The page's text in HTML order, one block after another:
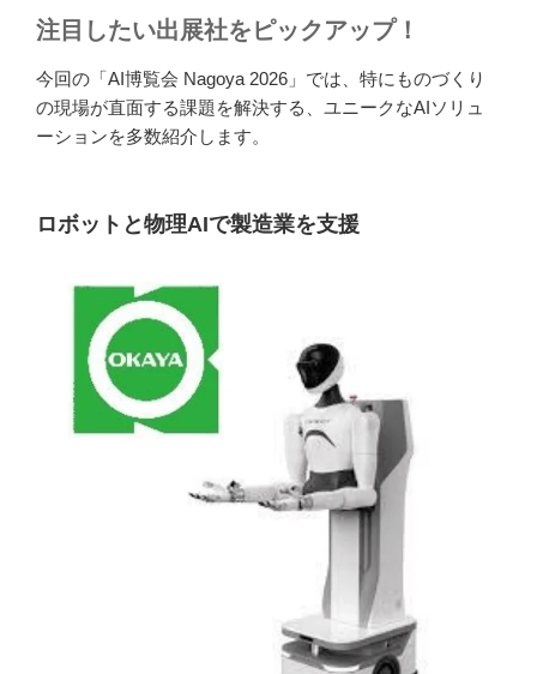
注目したい出展社をピックアップ！
今回の「AI博覧会 Nagoya 2026」では、特にものづくり
の現場が直面する課題を解決する、ユニークなAIソリュ
ーションを多数紹介します。
ロボットと物理AIで製造業を支援